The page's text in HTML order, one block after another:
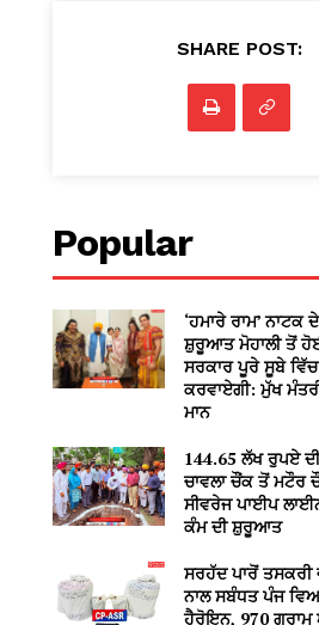
SHARE POST:
Popular
‘ਹਮਾਰੇ ਰਾਮ’ ਨਾਟਕ
ਸ਼ੁਰੂਆਤ ਮੋਹਾਲੀ ਤੋਂ
ਸਰਕਾਰ ਪੂਰੇ ਸੂਬੇ
ਕਰਵਾਏਗੀ: ਮੁੱਖ
ਮਾਨ
144.65 ਲੱਖ ਰੁਪਏ
ਚਾਵਲਾ ਚੌਂਕ ਤੋਂ ਮਟੌਰ
ਸੀਵਰੇਜ ਪਾਈਪ
ਕੰਮ ਦੀ ਸ਼ੁਰੂਆਤ
ਸਰਹੱਦ ਪਾਰੋਂ ਤਸਕਰੀ
ਨਾਲ ਸਬੰਧਤ ਪੰਜ
ਹੈਰੋਇਨ, 970